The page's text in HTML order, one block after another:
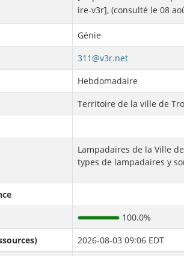
ire-v3r], (consulté le 08
Génie
311@v3r.net
Hebdomadaire
Territoire de la ville de
Lampadaires de la Ville
types de lampadaires y
100.0%
2026-08-03 09:06 EDT